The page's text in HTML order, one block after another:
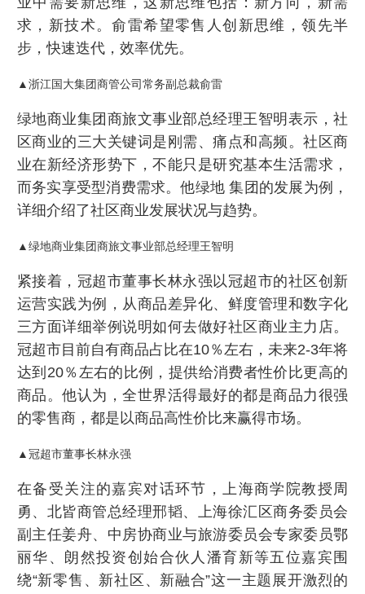
求，新技术。俞雷希望零售人创新思维，领先半
步，快速迭代，效率优先。
▲浙江国大集团商管公司常务副总裁俞雷
绿地商业集团商旅文事业部总经理王智明表示，社
区商业的三大关键词是刚需、痛点和高频。社区商
业在新经济形势下，不能只是研究基本生活需求，
而务实享受型消费需求。他绿地 集团的发展为例，
详细介绍了社区商业发展状况与趋势。
▲绿地商业集团商旅文事业部总经理王智明
紧接着，冠超市董事长林永强以冠超市的社区创新
运营实践为例，从商品差异化、鲜度管理和数字化
三方面详细举例说明如何去做好社区商业主力店。
冠超市目前自有商品占比在10％左右，未来2-3年将
达到20％左右的比例，提供给消费者性价比更高的
商品。他认为，全世界活得最好的都是商品力很强
的零售商，都是以商品高性价比来赢得市场。
▲冠超市董事长林永强
在备受关注的嘉宾对话环节，上海商学院教授周
勇、北皆商管总经理邢韬、上海徐汇区商务委员会
副主任姜舟、中房协商业与旅游委员会专家委员鄂
丽华、朗然投资创始合伙人潘育新等五位嘉宾围
绕“新零售、新社区、新融合”这一主题展开激烈的